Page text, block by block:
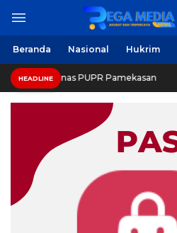
Beranda Nasional Hukrim
HEADLINE
PUPR Pamekasan